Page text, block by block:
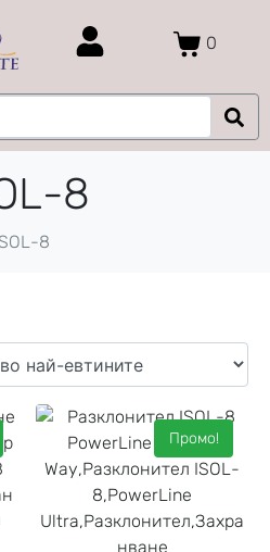
0
8
8
Промо!